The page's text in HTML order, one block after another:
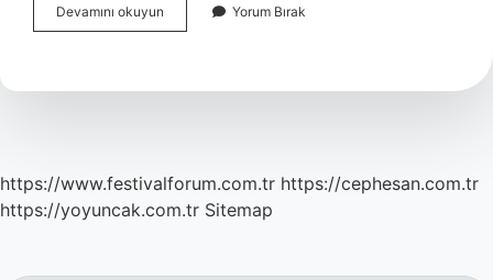
Devamını okuyun
Tatili
Yapılır
Yorum Bırak
https://www.festivalforum.com.tr https://cephesan.com.tr
https://yoyuncak.com.tr Sitemap